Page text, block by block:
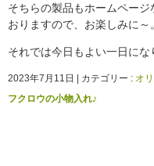
そちらの製品もホームペー
おりますので、お楽しみに～。
それでは今日もよい一日にな
2023年7月11日 | カテゴリー : オ
フクロウの小物入れ♪